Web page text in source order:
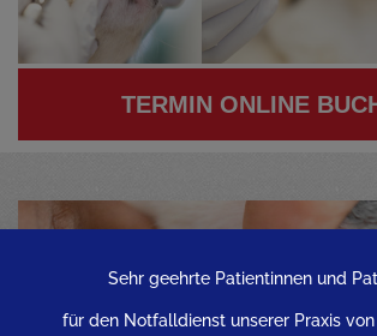
TERMIN ONLINE
Sehr geehrte Patientinnen und
für den Notfalldienst unserer Praxis